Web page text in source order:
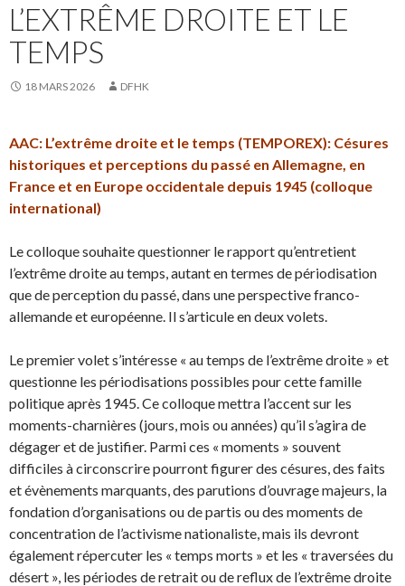
L’EXTRÊME DROITE ET LE
TEMPS
18 MARS 2026 DFHK
AAC: L’extrême droite et le temps (TEMPOREX): Césures
historiques et perceptions du passé en Allemagne, en
France et en Europe occidentale depuis 1945 (colloque
international)
Le colloque souhaite questionner le rapport qu’entretient
l’extrême droite au temps, autant en termes de périodisation
que de perception du passé, dans une perspective franco-
allemande et européenne. Il s’articule en deux volets.
Le premier volet s’intéresse « au temps de l’extrême droite » et
questionne les périodisations possibles pour cette famille
politique après 1945. Ce colloque mettra l’accent sur les
moments-charnières (jours, mois ou années) qu’il s’agira de
dégager et de justifier. Parmi ces « moments » souvent
difficiles à circonscrire pourront figurer des césures, des faits
et évènements marquants, des parutions d’ouvrage majeurs, la
fondation d’organisations ou de partis ou des moments de
concentration de l’activisme nationaliste, mais ils devront
également répercuter les « temps morts » et les « traversées du
désert », les périodes de retrait ou de reflux de l’extrême droite